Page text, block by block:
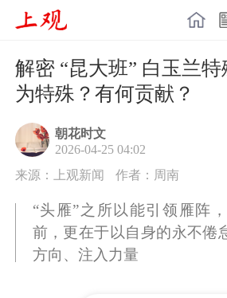
解密 “昆大班” 白玉兰
为特殊？有何贡献？
朝花时文
2026-04-25 04:02
来源：上观新闻
作者：周南
“头雁”之所以能引领雁阵
前，更在于以自身的永不倦
方向、注入力量